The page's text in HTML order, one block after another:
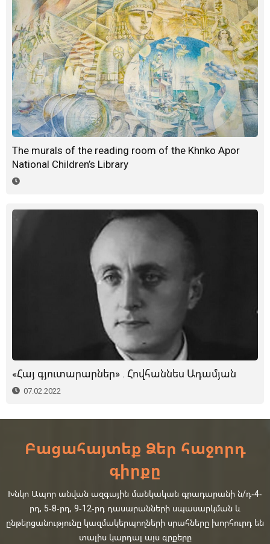
The murals of the reading room of the Khnko Apor
National Children’s Library
«Հայ գյուտարարներ» . Հովհաննես Ադամյան
07.02.2022
Բացահայտեք Ձեր հաջորդ
գիրքը
Խնկո Ապոր անվան ազգային մանկական գրադարանի ն/դ-4-
րդ, 5-8-րդ, 9-12-րդ դասարանների սպասարկման և
ընթերցանությունը կազմակերպողների սրահները խորհուրդ են
տալիս կարդալ այս գրքերը